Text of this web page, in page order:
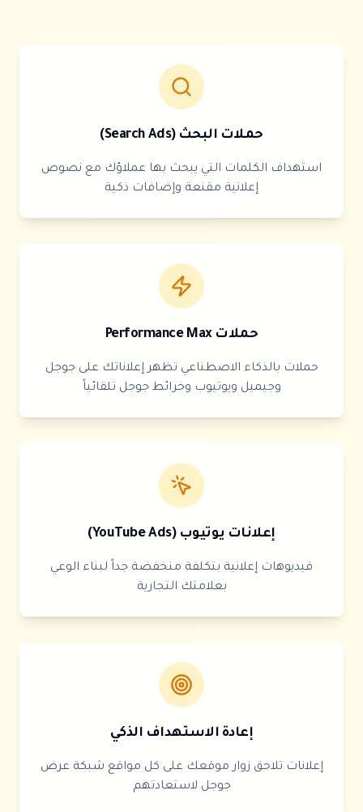
حملات البحث (Search Ads)
استهداف الكلمات التي يبحث بها عملاؤك مع نصوص
إعلانية مقنعة وإضافات ذكية
حملات Performance Max
حملات بالذكاء الاصطناعي تظهر إعلاناتك على جوجل
وجيميل ويوتيوب وخرائط جوجل تلقائياً
إعلانات يوتيوب (YouTube Ads)
فيديوهات إعلانية بتكلفة منخفضة جداً لبناء الوعي
بعلامتك التجارية
إعادة الاستهداف الذكي
إعلانات تلاحق زوار موقعك على كل مواقع شبكة عرض
جوجل لاستعادتهم